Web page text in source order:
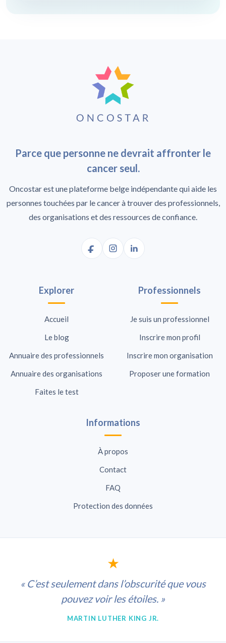
Parce que personne ne devrait affronter le
cancer seul.
Oncostar est une plateforme belge indépendante qui aide les
personnes touchées par le cancer à trouver des professionnels,
des organisations et des ressources de confiance.
Explorer
Accueil
Le blog
Annuaire des professionnels
Annuaire des organisations
Faites le test
Professionnels
Je suis un professionnel
Inscrire mon profil
Inscrire mon organisation
Proposer une formation
Informations
À propos
Contact
FAQ
Protection des données
★
« C’est seulement dans l’obscurité que vous
pouvez voir les étoiles. »
MARTIN LUTHER KING JR.